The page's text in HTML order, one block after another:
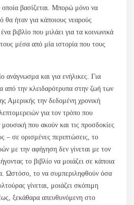
βασίζεται. Μπορώ μόνο να
ήταν για κάποιους νεαρούς
βιβλίο που μιλάει για τα κοινωνικά
μέσα από μία ιστορία που τους
ανάγνωσμα και για ενήλικες. Για
από την κλειδαρότρυπα στην ζωή των
Αμερικής την δεδομένη χρονική
για τον τρόπο που
μουσική που ακούν και τις προσδοκίες
– σε ορισμένες περιπτώσεις, το
με την αφήγηση δεν γίνεται με τον
το βιβλίο να μοιάζει σε κάποια
Ωστόσο, το να συμπεριληφθούν όσα
γίνεται, μοιάζει σκόπιμη
ξεκάθαρα απευθυνόμενη στο